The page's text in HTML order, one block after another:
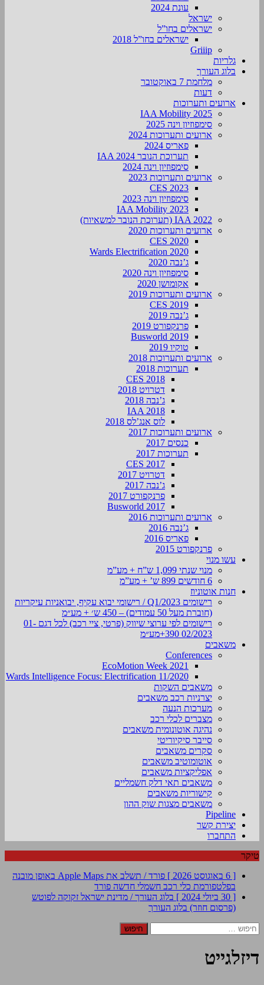
עונת 2024
ישראל
ישראלים בחו”ל
ישראלים בחו”ל 2018
Griiip
גלריות
בלוג העורך
מלחמת 7 באוקטובר
דעות
ארועים ותערוכות
2025 IAA Mobility
סימפוזיון וינה 2025
ארועים ותערוכות 2024
פאריס 2024
תערוכת הנובר IAA 2024
סימפוזיון וינה 2024
ארועים ותערוכות 2023
CES 2023
סימפוזיון וינה 2023
IAA Mobility 2023
IAA 2022 (תערוכת הנובר למשאיות)
ארועים ותערוכות 2020
CES 2020
Wards Electrification 2020
ג’נבה 2020
סימפוזיון וינה 2020
אקומושן 2020
ארועים ותערוכות 2019
CES 2019
ג’נבה 2019
פרנקפורט 2019
Busworld 2019
טוקיו 2019
ארועים ותערוכות 2018
תערוכות 2018
CES 2018
דטרויט 2018
ג’נבה 2018
IAA 2018
לוס אנג’לס 2018
ארועים ותערוכות 2017
כנסים 2017
תערוכות 2017
CES 2017
דטרויט 2017
ג’נבה 2017
פרנקפורט 2017
Busworld 2017
ארועים ותערוכות 2016
ג’נבה 2016
פאריס 2016
פרנקפורט 2015
עשו מנוי
מנוי שנתי 1,099 ש”ח + מע”מ
6 חודשים 899 ש’ + מע”מ
חנות אוטוניוז
רישומים Q1/2023 / רישומי יבוא עקיף, יבואניות עיקריות
(חוברת מעל 50 עמודים) – 450 ש׳ + מע״מ
רישומים לפי ערוצי שיווק (פרטי, ציי רכב) לכל דגם 01-
02/2023 390+מע״מ
משאבים
Conferences
EcoMotion Week 2021
Wards Intelligence Focus: Electrification 11/2020
משאבים השקות
יצרניות רכב משאבים
מערכות הנעה
מצברים לכלי רכב
נהיגה אוטונומית משאבים
סייבר סיקיוריטי
סקרים משאבים
אוטומוטיב משאבים
אפליקציות משאבים
משאבים תאי דלק חשמליים
קישוריות משאבים
משאבים מצגות שוק ההון
Pipeline
יצירת קשר
התחברו
טיקר
[ 6 באוגוסט 2026 ]
פורד / תשלב את Apple Maps באופן מובנה
בפלטפורמת כלי רכב חשמלי חדשה פורד
[ 30 ביולי 2024 ]
בלוג העורך / מדינת ישראל זקוקה לפוטש
(פרסום חוזר) בלוג העורך
חיפוש:
דיזלגייט